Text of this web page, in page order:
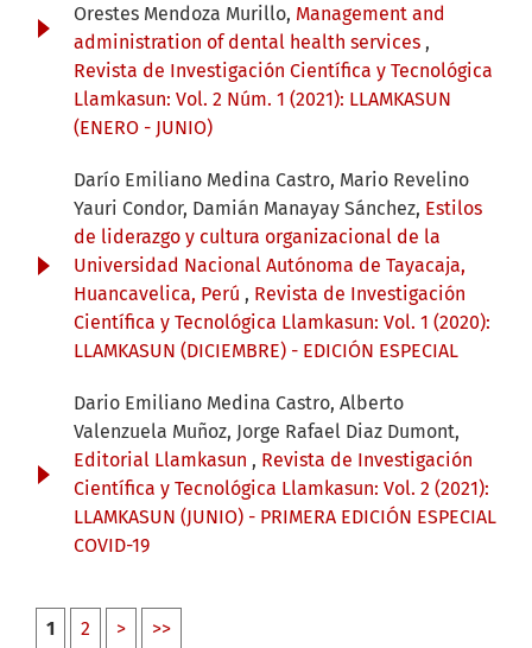
Orestes Mendoza Murillo, Management and
administration of dental health services ,
Revista de Investigación Científica y Tecnológica
Llamkasun: Vol. 2 Núm. 1 (2021): LLAMKASUN
(ENERO - JUNIO)
Darío Emiliano Medina Castro, Mario Revelino
Yauri Condor, Damián Manayay Sánchez, Estilos
de liderazgo y cultura organizacional de la
Universidad Nacional Autónoma de Tayacaja,
Huancavelica, Perú , Revista de Investigación
Científica y Tecnológica Llamkasun: Vol. 1 (2020):
LLAMKASUN (DICIEMBRE) - EDICIÓN ESPECIAL
Dario Emiliano Medina Castro, Alberto
Valenzuela Muñoz, Jorge Rafael Diaz Dumont,
Editorial Llamkasun , Revista de Investigación
Científica y Tecnológica Llamkasun: Vol. 2 (2021):
LLAMKASUN (JUNIO) - PRIMERA EDICIÓN ESPECIAL
COVID-19
1 2 > >>